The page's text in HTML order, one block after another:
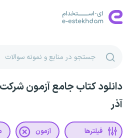
دانلود کتاب جامع آزمون
آذر
فیلترها آزمون